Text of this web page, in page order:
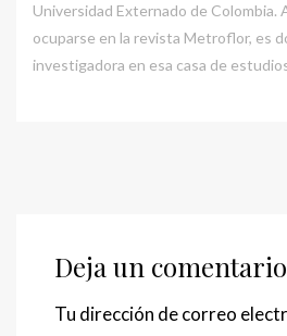
Universidad Externado de Colombia.
ocuparse en la revista Metroflor, es
investigadora en esa casa de
Deja un comentario
Tu dirección de correo